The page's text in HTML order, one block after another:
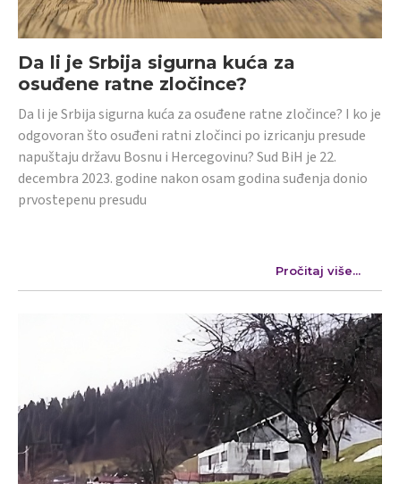
Da li je Srbija sigurna kuća za
osuđene ratne zločince?
Da li je Srbija sigurna kuća za osuđene ratne zločince? I ko je
odgovoran što osuđeni ratni zločinci po izricanju presude
napuštaju državu Bosnu i Hercegovinu? Sud BiH je 22.
decembra 2023. godine nakon osam godina suđenja donio
prvostepenu presudu
Pročitaj više...